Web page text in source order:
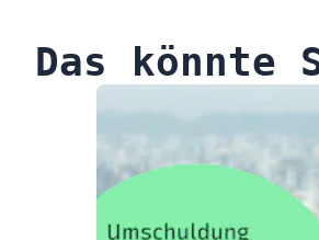
Das könnte